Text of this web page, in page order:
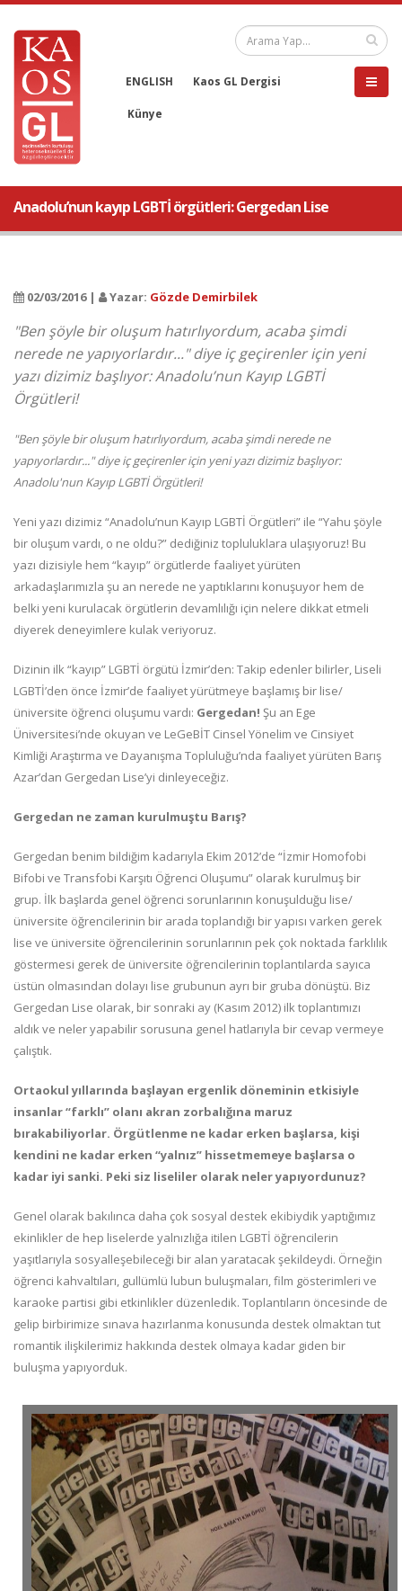
ENGLISH Kaos GL Dergisi
Künye
Anadolu’nun kayıp LGBTİ örgütleri: Gergedan Lise
02/03/2016 | Yazar: Gözde Demirbilek
"Ben şöyle bir oluşum hatırlıyordum, acaba şimdi
nerede ne yapıyorlardır..." diye iç geçirenler için yeni
yazı dizimiz başlıyor: Anadolu’nun Kayıp LGBTİ
Örgütleri!
"Ben şöyle bir oluşum hatırlıyordum, acaba şimdi nerede ne
yapıyorlardır..." diye iç geçirenler için yeni yazı dizimiz başlıyor:
Anadolu'nun Kayıp LGBTİ Örgütleri!
Yeni yazı dizimiz “Anadolu’nun Kayıp LGBTİ Örgütleri” ile “Yahu şöyle
bir oluşum vardı, o ne oldu?” dediğiniz topluluklara ulaşıyoruz! Bu
yazı dizisiyle hem “kayıp” örgütlerde faaliyet yürüten
arkadaşlarımızla şu an nerede ne yaptıklarını konuşuyor hem de
belki yeni kurulacak örgütlerin devamlılığı için nelere dikkat etmeli
diyerek deneyimlere kulak veriyoruz.
Dizinin ilk “kayıp” LGBTİ örgütü İzmir’den: Takip edenler bilirler, Liseli
LGBTİ’den önce İzmir’de faaliyet yürütmeye başlamış bir lise/
üniversite öğrenci oluşumu vardı: Gergedan! Şu an Ege
Üniversitesi’nde okuyan ve LeGeBİT Cinsel Yönelim ve Cinsiyet
Kimliği Araştırma ve Dayanışma Topluluğu’nda faaliyet yürüten Barış
Azar’dan Gergedan Lise’yi dinleyeceğiz.
Gergedan ne zaman kurulmuştu Barış?
Gergedan benim bildiğim kadarıyla Ekim 2012’de “İzmir Homofobi
Bifobi ve Transfobi Karşıtı Öğrenci Oluşumu” olarak kurulmuş bir
grup. İlk başlarda genel öğrenci sorunlarının konuşulduğu lise/
üniversite öğrencilerinin bir arada toplandığı bir yapısı varken gerek
lise ve üniversite öğrencilerinin sorunlarının pek çok noktada farklılık
göstermesi gerek de üniversite öğrencilerinin toplantılarda sayıca
üstün olmasından dolayı lise grubunun ayrı bir gruba dönüştü. Biz
Gergedan Lise olarak, bir sonraki ay (Kasım 2012) ilk toplantımızı
aldık ve neler yapabilir sorusuna genel hatlarıyla bir cevap vermeye
çalıştık.
Ortaokul yıllarında başlayan ergenlik döneminin etkisiyle
insanlar “farklı” olanı akran zorbalığına maruz
bırakabiliyorlar. Örgütlenme ne kadar erken başlarsa, kişi
kendini ne kadar erken “yalnız” hissetmemeye başlarsa o
kadar iyi sanki. Peki siz liseliler olarak neler yapıyordunuz?
Genel olarak bakılınca daha çok sosyal destek ekibiydik yaptığımız
ekinlikler de hep liselerde yalnızlığa itilen LGBTİ öğrencilerin
yaşıtlarıyla sosyalleşebileceği bir alan yaratacak şekildeydi. Örneğin
öğrenci kahvaltıları, gullümlü lubun buluşmaları, film gösterimleri ve
karaoke partisi gibi etkinlikler düzenledik. Toplantıların öncesinde de
gelip birbirimize sınava hazırlanma konusunda destek olmaktan tut
romantik ilişkilerimiz hakkında destek olmaya kadar giden bir
buluşma yapıyorduk.